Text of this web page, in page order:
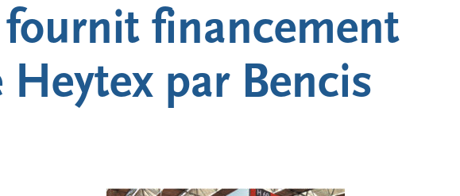
financement
par Bencis